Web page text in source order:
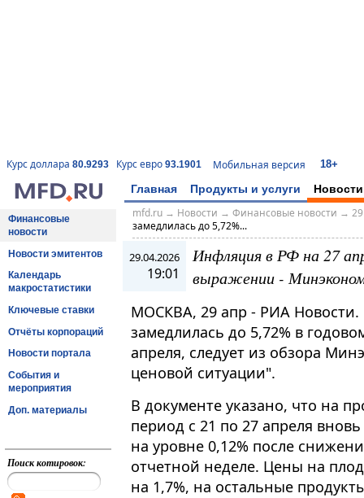
Курс доллара 80.9293 Курс евро 93.1901 Мобильная версия 18+
Главная Продукты и услуги Новости
Финансовые
новости
Новости эмитентов
Календарь
макростатистики
Ключевые ставки
Отчёты корпораций
Новости портала
События и
мероприятия
Доп. материалы
Поиск котировок:
mfd.ru→ Новости → Финансовые новости →
замедлилась до 5,72%...
29.04.2026
19:01
Инфляция в РФ на 27
выражении -
МОСКВА, 29 апр - РИА Новости.
замедлилась до 5,72% в
апреля, следует из обзора
ценовой ситуации".
В документе указано, что на
период с 21 по 27 апреля
на уровне 0,12% после
отчетной неделе​​​. Цены на
на 1,7%, на остальные